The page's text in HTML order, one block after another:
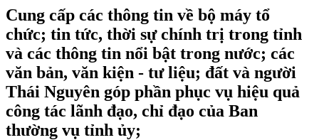
Cung cấp các thông tin về bộ máy tổ
chức; tin tức, thời sự chính trị trong tỉnh
và các thông tin nổi bật trong nước; các
văn bản, văn kiện - tư liệu; đất và người
Thái Nguyên góp phần phục vụ hiệu quả
công tác lãnh đạo, chỉ đạo của Ban
thường vụ tỉnh ủy;